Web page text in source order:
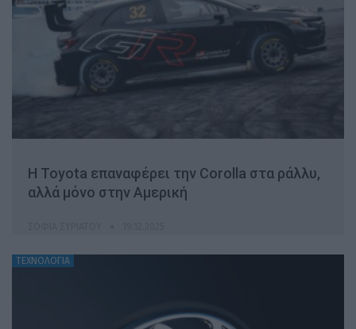
Η Toyota επαναφέρει την Corolla στα ράλλυ,
αλλά μόνο στην Αμερική
ΤΕΧΝΟΛΟΓΙΑ